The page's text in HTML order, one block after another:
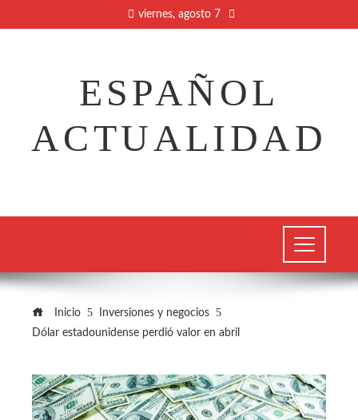
viernes, agosto 7
ESPAÑOL
ACTUALIDAD
Inicio
Inversiones y negocios
Dólar estadounidense perdió valor en abril